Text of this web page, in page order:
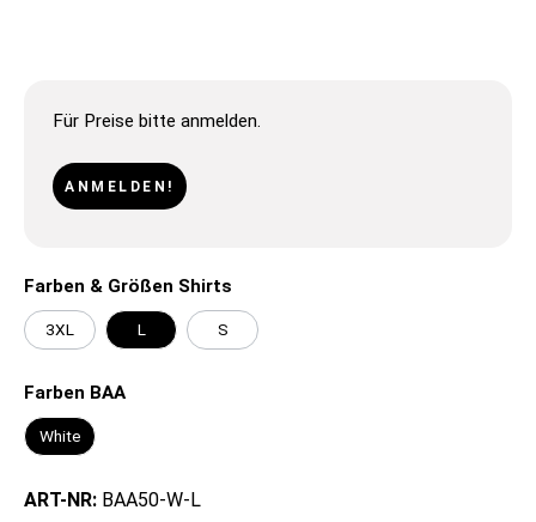
Für Preise bitte anmelden.
ANMELDEN!
Farben & Größen Shirts
3XL L S
Farben BAA
White
ART-NR: BAA50-W-L